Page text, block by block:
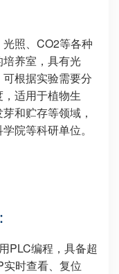
照、CO2等各种
养室，具有光
根据实验需要分
适用于植物生
和贮存等领域，
院等科研单位。
PLC编程，具备超
时查看、复位